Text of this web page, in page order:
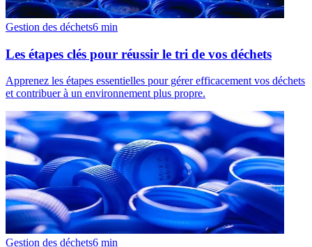
Gestion des déchets6 min
Les étapes clés pour réussir le tri de vos déchets
Apprenez les étapes essentielles pour gérer efficacement vos déchets
et contribuer à un environnement plus propre.
Gestion des déchets6 min